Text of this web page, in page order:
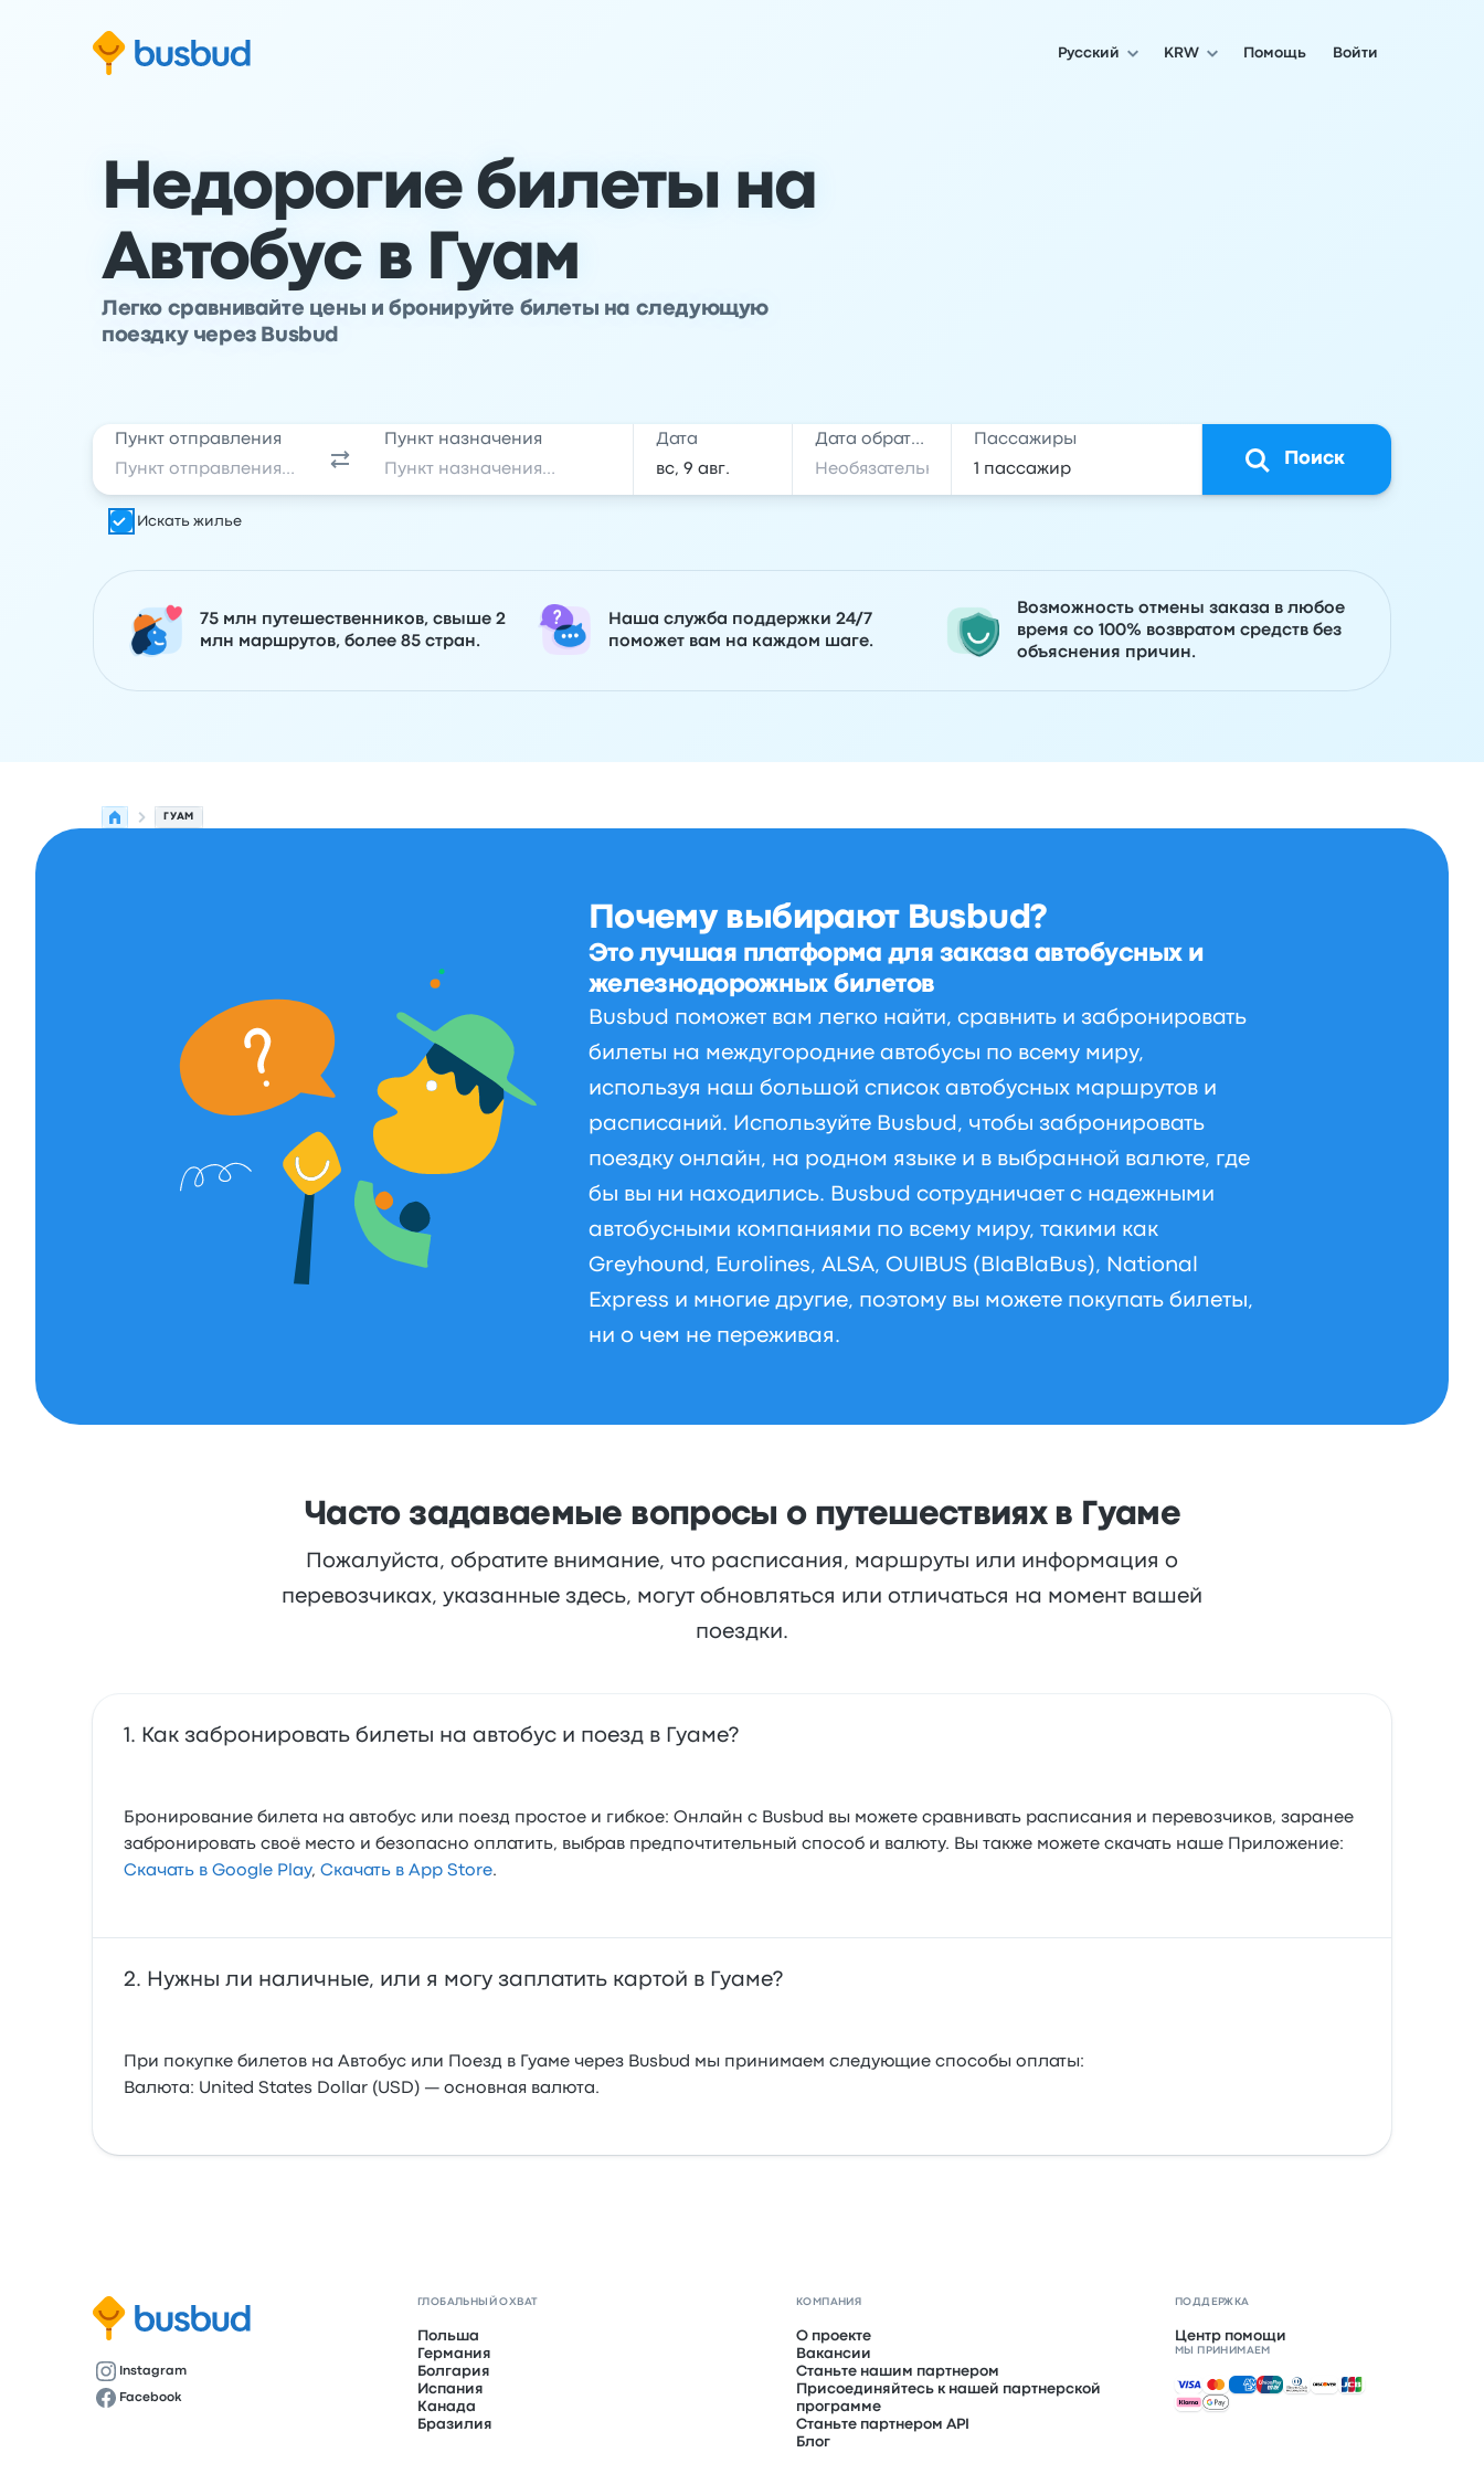
к форме поиска
к основной информации
к нижнему колонтитулу
Русский KRW Помощь Войти
Недорогие билеты на
Автобус в Гуам
Легко сравнивайте цены и бронируйте билеты на следующую
поездку через Busbud
Пункт отправления Пункт назначения Дата Дата обратной поездки Пассажиры
Поиск
Искать жилье
75 млн путешественников, свыше 2
млн маршрутов, более 85 стран.
Наша служба поддержки 24/7
поможет вам на каждом шаге.
Возможность отмены заказа в любое
время со 100% возвратом средств без
объяснения причин.
ГУАМ
Почему выбирают Busbud?
Это лучшая платформа для заказа автобусных и
железнодорожных билетов
Busbud поможет вам легко найти, сравнить и забронировать
билеты на междугородние автобусы по всему миру,
используя наш большой список автобусных маршрутов и
расписаний. Используйте Busbud, чтобы забронировать
поездку онлайн, на родном языке и в выбранной валюте, где
бы вы ни находились. Busbud сотрудничает с надежными
автобусными компаниями по всему миру, такими как
Greyhound, Eurolines, ALSA, OUIBUS (BlaBlaBus), National
Express и многие другие, поэтому вы можете покупать билеты,
ни о чем не переживая.
Часто задаваемые вопросы о путешествиях в Гуаме
Пожалуйста, обратите внимание, что расписания, маршруты или информация о
перевозчиках, указанные здесь, могут обновляться или отличаться на момент вашей
поездки.
Как забронировать билеты на автобус и поезд в Гуаме?
Бронирование билета на автобус или поезд простое и гибкое: Онлайн с Busbud вы можете сравнивать расписания и перевозчиков, заранее
забронировать своё место и безопасно оплатить, выбрав предпочтительный способ и валюту. Вы также можете скачать наше Приложение:
Скачать в Google Play, Скачать в App Store.
Нужны ли наличные, или я могу заплатить картой в Гуаме?
При покупке билетов на Автобус или Поезд в Гуаме через Busbud мы принимаем следующие способы оплаты:
Валюта: United States Dollar (USD) — основная валюта.
Instagram
Facebook
ГЛОБАЛЬНЫЙ ОХВАТ
Польша
Германия
Болгария
Испания
Канада
Бразилия
КОМПАНИЯ
О проекте
Вакансии
Станьте нашим партнером
Присоединяйтесь к нашей партнерской
программе
Станьте партнером API
Блог
ПОДДЕРЖКА
Центр помощи
МЫ ПРИНИМАЕМ
Принимаемые способы оплаты